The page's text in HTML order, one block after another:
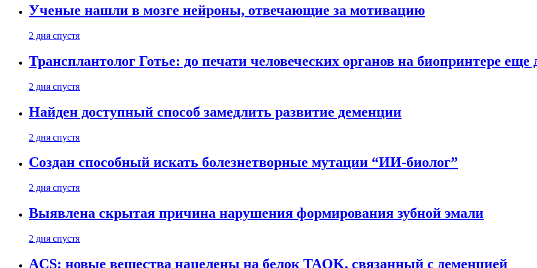
Ученые нашли в мозге нейроны, отвечающие за мотивацию
2 дня спустя
Трансплантолог Готье: до печати человеческих органов на биопринтере еще
2 дня спустя
Найден доступный способ замедлить развитие деменции
2 дня спустя
Создан способный искать болезнетворные мутации “ИИ-биолог”
2 дня спустя
Выявлена скрытая причина нарушения формирования зубной эмали
2 дня спустя
ACS: новые вещества нацелены на белок TAOK, связанный с деменцией